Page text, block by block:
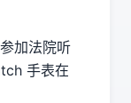
加法院听
手表在